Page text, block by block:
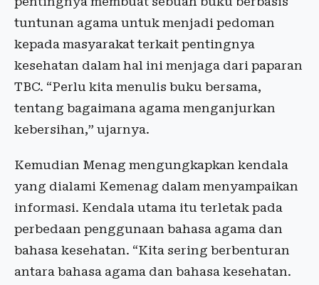
tuntunan agama untuk menjadi pedoman
kepada masyarakat terkait pentingnya
kesehatan dalam hal ini menjaga dari paparan
TBC. “Perlu kita menulis buku bersama,
tentang bagaimana agama menganjurkan
kebersihan,” ujarnya.
‎Kemudian Menag mengungkapkan kendala
yang dialami Kemenag dalam menyampaikan
informasi. Kendala utama itu terletak pada
perbedaan penggunaan bahasa agama dan
bahasa kesehatan. “Kita sering berbenturan
antara bahasa agama dan bahasa kesehatan.